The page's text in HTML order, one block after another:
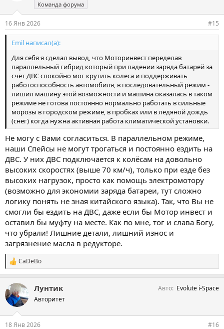
и
:
Команда форума
16 Янв 2026 #15
Emil написал(а):
Для себя я сделал вывод, что Моторинвест переделав
параллельный гибрид который при падении заряда батарей за
счёт ДВС спокойно мог крутить колеса и поддерживать
работоспособность автомобиля, в последовательный режим -
лишил машину этой возможности и машина оказалась в таком
режиме не готова постоянно нормально работать в сильные
морозы в городском режиме, в пробках или в ледяной дождь
(снег) когда нужна активная работа климатической установки.
Не могу с Вами согласиться. В параллельном режиме,
наши Спейсы не могут трогаться и постоянно ездить на
ДВС. У них ДВС подключается к колёсам на довольно
высоких скоростях (выше 70 км/ч), только при езде без
высоких нагрузок, просто как помощь электромотору
(возможно для экономии заряда батареи, тут сложно
логику понять не зная китайского языка). Так, что Вы не
смогли бы ездить на ДВС, даже если бы Мотор инвест и
оставил бы муфту на месте. Как по мне, тог и слава Богу,
что убрали! Лишние детали, лишний износ и
загрязнение масла в редукторе.
С
и
п
а
т
CaDeBo
Лунтик
Авторитет
Авто Evolute i-Space
18 Янв 2026 #16